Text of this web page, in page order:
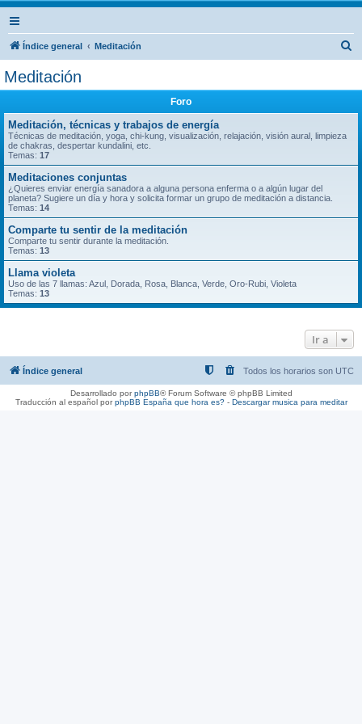
Índice general Meditación
Meditación
Foro
Meditación, técnicas y trabajos de energía
Técnicas de meditación, yoga, chi-kung, visualización, relajación, visión aural, limpieza
de chakras, despertar kundalini, etc.
Temas: 17
Meditaciones conjuntas
¿Quieres enviar energía sanadora a alguna persona enferma o a algún lugar del
planeta? Sugiere un día y hora y solicita formar un grupo de meditación a distancia.
Temas: 14
Comparte tu sentir de la meditación
Comparte tu sentir durante la meditación.
Temas: 13
Llama violeta
Uso de las 7 llamas: Azul, Dorada, Rosa, Blanca, Verde, Oro-Rubi, Violeta
Temas: 13
Ir a
Índice general Todos los horarios son UTC
Desarrollado porphpBB® Forum Software © phpBB Limited
Traducción al español porphpBB España que hora es?- Descargar musica para meditar